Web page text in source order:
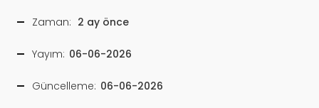
Zaman: 2 ay önce
Yayım: 06-06-2026
Güncelleme: 06-06-2026